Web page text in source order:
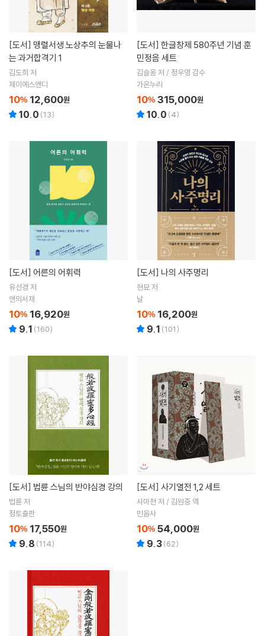
[도서]
는 과거합격기 1
김도희 저
제이에스앤디
10% 12,600원
10.0 (13)
[도서]
민정음 세트
김슬옹 저 / 정우영 감수
가온누리
10% 315,000원
10.0 (4)
[도서] 어른의 어휘력
유선경 저
앤의서재
10% 16,920원
9.1 (160)
[도서] 나의 사주명리
현묘 저
날
10% 16,200원
9.1 (101)
[도서] 법륜 스님의 반야심경 강의
법륜 저
정토출판
10% 17,550원
9.8 (114)
[도서] 사기열전 1,2 세트
사마천 저 / 김원중 역
민음사
10% 54,000원
9.3(62)